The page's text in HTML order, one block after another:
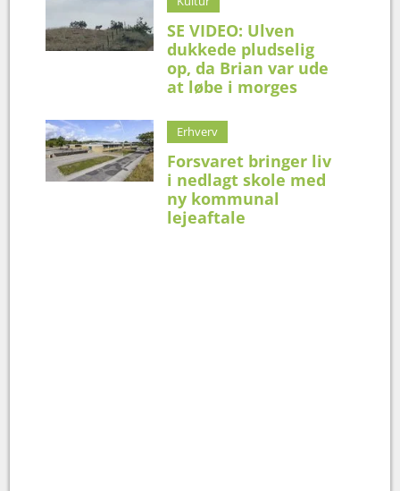
SE VIDEO: Ulven
dukkede pludselig
op, da Brian var ude
at løbe i morges
Erhverv
Forsvaret bringer liv
i nedlagt skole med
ny kommunal
lejeaftale